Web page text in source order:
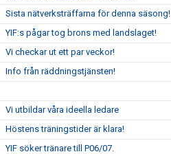
Sista nätverksträffarna för denna säsong!
YIF:s pågar tog brons med landslaget!
Vi checkar ut ett par veckor!
Info från räddningstjänsten!
Vi utbildar våra ideella ledare
Höstens träningstider är klara!
YIF söker tränare till P06/07.